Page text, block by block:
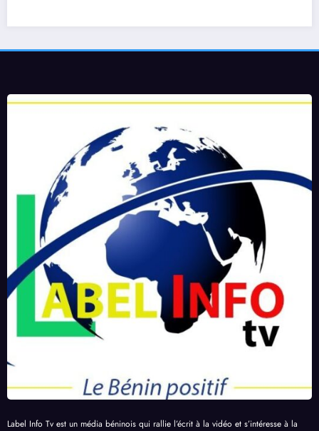
Label Info Tv est un média béninois qui rallie l’écrit à la vidéo et s’intéresse à la